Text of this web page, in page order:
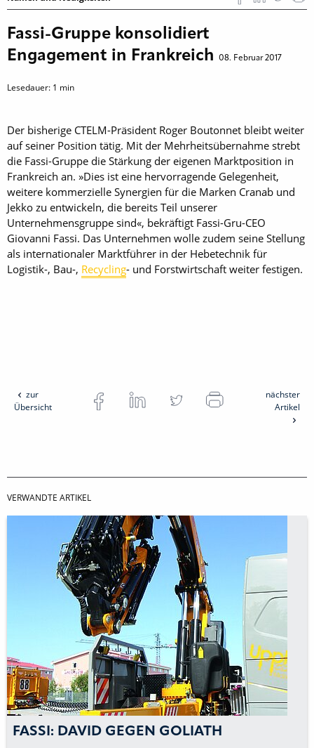
Fassi-Gruppe konsolidiert
Engagement in Frankreich
08. Februar 2017
Lesedauer: 1 min
Der bisherige CTELM-Präsident Roger Boutonnet bleibt weiter
auf seiner Position tätig. Mit der Mehrheitsübernahme strebt
die Fassi-Gruppe die Stärkung der eigenen Marktposition in
Frankreich an. »Dies ist eine hervor­ragende Gelegenheit,
weitere kommerzielle Synergien für die Marken Cranab und
Jekko zu entwickeln, die bereits Teil unserer
Unternehmensgruppe sind«, bekräftigt Fassi-Gru-CEO
Giovanni Fassi. Das Unternehmen wolle zudem seine Stellung
als internationaler Marktführer in der Hebetechnik für
Logistik-, Bau-, Recycling- und Forstwirtschaft weiter festigen.
zur
Übersicht
nächster
Artikel
VERWANDTE ARTIKEL
FASSI: DAVID GEGEN GOLIATH